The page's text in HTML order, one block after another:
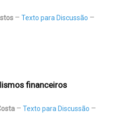
Texto para Discussão
financeiros
Texto para Discussão